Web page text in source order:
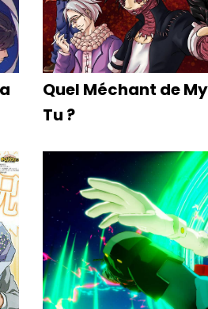
Quel Méchant de
Tu ?